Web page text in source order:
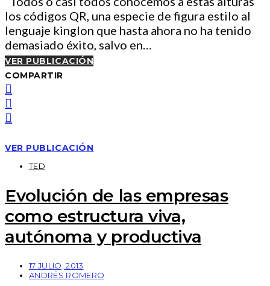
los códigos QR, una especie de figura estilo al
lenguaje kinglon que hasta ahora no ha tenido
demasiado éxito, salvo en…
VER PUBLICACIÓN
COMPARTIR
VER PUBLICACIÓN
TED
Evolución de las empresas
como estructura viva,
autónoma y productiva
17 JULIO, 2013
ANDRÉS ROMERO